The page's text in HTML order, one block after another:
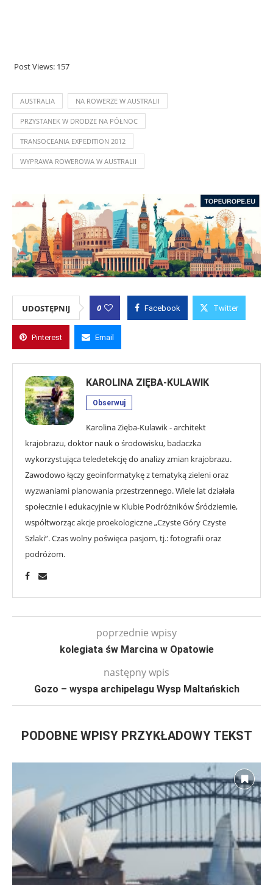
Post Views: 157
AUSTRALIA NA ROWERZE W AUSTRALII
PRZYSTANEK W DRODZE NA PÓŁNOC
TRANSOCEANIA EXPEDITION 2012
WYPRAWA ROWEROWA W AUSTRALII
UDOSTĘPNIJ 0 Facebook Twitter
Pinterest Email
KAROLINA ZIĘBA-KULAWIK
Obserwuj
Karolina Zięba-Kulawik - architekt
krajobrazu, doktor nauk o środowisku, badaczka
wykorzystująca teledetekcję do analizy zmian krajobrazu.
Zawodowo łączy geoinformatykę z tematyką zieleni oraz
wyzwaniami planowania przestrzennego. Wiele lat działała
społecznie i edukacyjnie w Klubie Podróżników Śródziemie,
współtworząc akcje proekologiczne „Czyste Góry Czyste
Szlaki”. Czas wolny poświęca pasjom, tj.: fotografii oraz
podróżom.
poprzednie wpisy
kolegiata św Marcina w Opatowie
następny wpis
Gozo – wyspa archipelagu Wysp Maltańskich
PODOBNE WPISY PRZYKŁADOWY TEKST